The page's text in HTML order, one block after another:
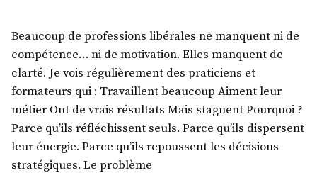
Beaucoup de professions libérales ne manquent ni de
compétence… ni de motivation. Elles manquent de
clarté. Je vois régulièrement des praticiens et
formateurs qui : Travaillent beaucoup Aiment leur
métier Ont de vrais résultats Mais stagnent Pourquoi ?
Parce qu’ils réfléchissent seuls. Parce qu’ils dispersent
leur énergie. Parce qu’ils repoussent les décisions
stratégiques. Le problème